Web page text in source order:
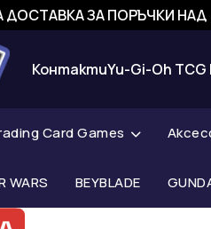
ДОСТАВКА ЗА ПОРЪЧКИ НАД
КонтактиYu-Gi-Oh TCG
Card Games
WARS BEYBLADE